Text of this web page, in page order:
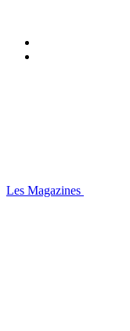
Les Magazines